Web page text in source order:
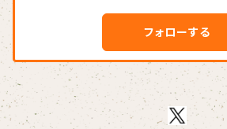
Bulbs Of Passion
B玉
Calme Adiction
フォローする